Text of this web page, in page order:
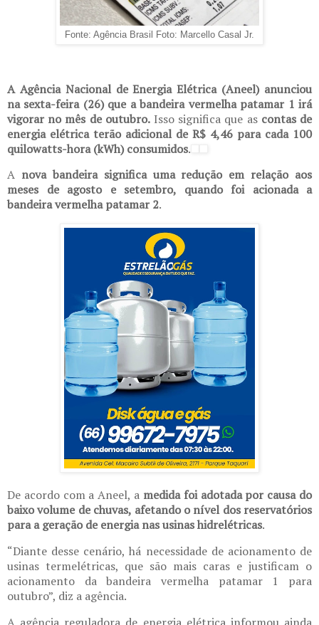
Fonte: Agência Brasil Foto: Marcello Casal Jr.
A Agência Nacional de Energia Elétrica (Aneel) anunciou
na sexta-feira (26) que a bandeira vermelha patamar 1 irá
vigorar no mês de outubro.Isso significa que as contas de
energia elétrica terão adicional de R$ 4,46 para cada 100
quilowatts-hora (kWh) consumidos.
A nova bandeira significa uma redução em relação aos
meses de agosto e setembro, quando foi acionada a
bandeira vermelha patamar 2.
De acordo com a Aneel, a medida foi adotada por causa do
baixo volume de chuvas, afetando o nível dos reservatórios
para a geração de energia nas usinas hidrelétricas.
“Diante desse cenário, há necessidade de acionamento de
usinas termelétricas, que são mais caras e justificam o
acionamento da bandeira vermelha patamar 1 para
outubro”, diz a agência.